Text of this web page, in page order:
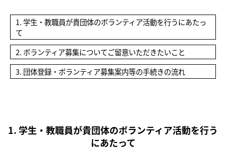
1. 学生・教職員が貴団体のボランティア活動を行うにあたっ
て
2. ボランティア募集についてご留意いただきたいこと
3. 団体登録・ボランティア募集案内等の手続きの流れ
1. 学生・教職員が貴団体のボランティア活動を行う
にあたって